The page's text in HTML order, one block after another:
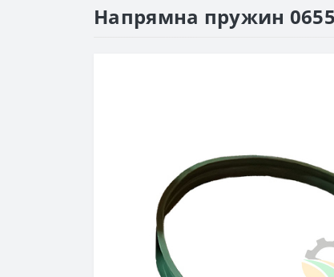
Напрямна пружин